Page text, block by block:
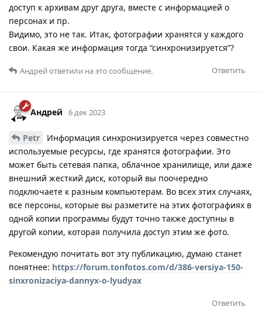
доступ к архивам друг друга, вместе с информацией о
персонах и пр.
Видимо, это не так. Итак, фотографии хранятся у каждого
свои. Какая же информация тогда “синхронизируется”?
Ответить
Андрейответили на это сообщение.
Андрей 6 дек 2023
Petr
Информация синхронизируется через совместно
используемые ресурсы, где хранятся фотографии. Это
может быть сетевая папка, облачное хранилище, или даже
внешний жесткий диск, который вы поочередно
подключаете к разным компьютерам. Во всех этих случаях,
все персоны, которые вы разметите на этих фотографиях в
одной копии программы будут точно также доступны в
другой копии, которая получила доступ этим же фото.
Рекомендую почитать вот эту публикацию, думаю станет
понятнее: https://forum.tonfotos.com/d/386-versiya-150-
sinxronizaciya-dannyx-o-lyudyax
Ответить